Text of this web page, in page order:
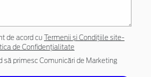
de acord cu
Termenii și Condițiile site-
de Confidențialitate
să primesc Comunicări de Marketing